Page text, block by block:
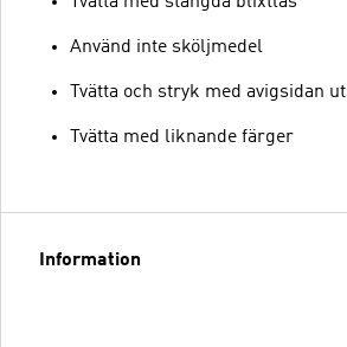
Använd inte sköljmedel
Tvätta och stryk med avigsidan ut
Tvätta med liknande färger
Information